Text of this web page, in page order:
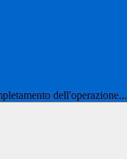
dell'operazione...